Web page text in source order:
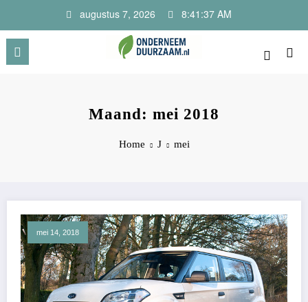
de
inhoud
augustus 7, 2026 8:41:38 AM
Maand: mei 2018
Home J mei
mei 14, 2018